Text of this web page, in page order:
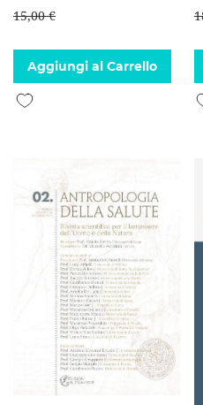
15,00 €
Aggiungi al Carrello
Aggiungi alla lista desideri